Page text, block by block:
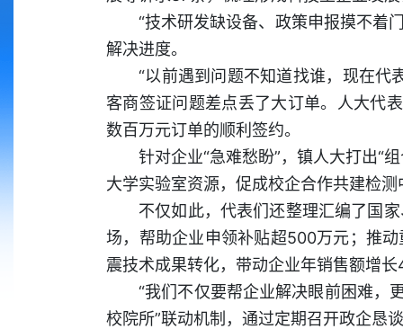
“技术研发缺设备、政策申报摸不着
解决进度。
“以前遇到问题不知道找谁，现在代
客商签证问题差点丢了大订单。人大代
数百万元订单的顺利签约。
针对企业“急难愁盼”，镇人大打出“
大学实验室资源，促成校企合作共建检
不仅如此，代表们还整理汇编了国
场，帮助企业申领补贴超500万元；推
震技术成果转化，带动企业年销售额增
“我们不仅要帮企业解决眼前困难，
校院所”联动机制，通过定期召开政企恳